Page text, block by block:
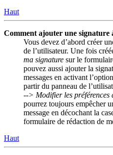
Haut
Comment ajouter une signature
Vous devez d’abord créer
de l’utilisateur. Une fois
ma signature sur le
pouvez aussi ajouter la
messages en activant
partir du panneau de
--> Modifier les préférences
pourrez toujours empêcher
message en décochant la
formulaire de rédaction de
Haut